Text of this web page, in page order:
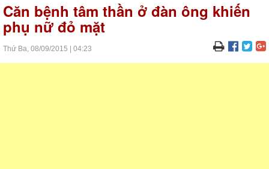
Căn bệnh tâm thần ở đàn ông khiến
phụ nữ đỏ mặt
Thứ Ba, 08/09/2015 04:23